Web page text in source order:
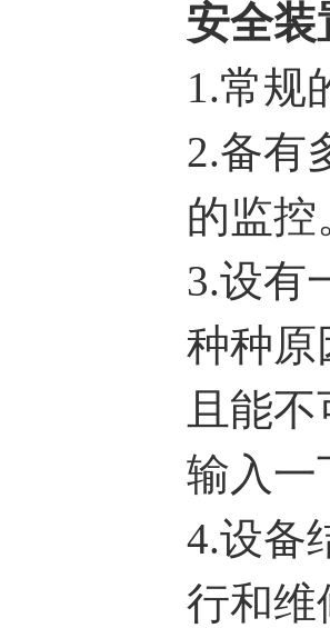
安全装
1.常规
2.备有
的监控
3.设有
种种原
且能
输入一
4.设备
行和维